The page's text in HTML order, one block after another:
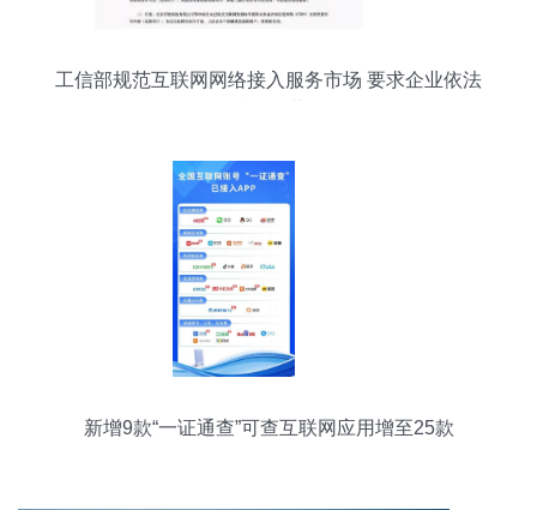
工信部规范互联网网络接入服务市场 要求企业依法
新增9款“一证通查”可查互联网应用增至25款